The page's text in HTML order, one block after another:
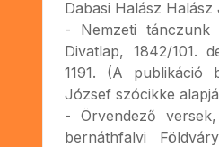
Dabasi Halász Halász
- Nemzeti tánczunk
Divatlap, 1842/101.
1191. (A publikáció
József szócikke
- Örvendező
bernáthfalvi